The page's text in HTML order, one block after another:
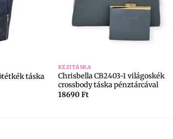
táska
KÉZITÁSKA
Chrisbella CB2403-1 világoskék
crossbody táska pénztárcával
18690 Ft